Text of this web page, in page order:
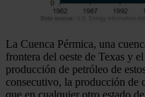
La Cuenca Pérmica, una
frontera del oeste de Texas y
producción de petróleo de
consecutivo, la producción de
que en cualquier otro estado